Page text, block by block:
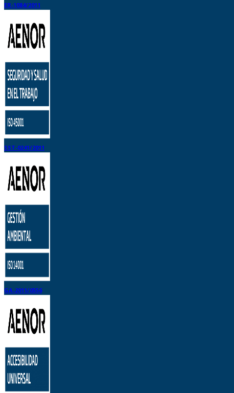
ER-1084/2011
SST-0241/2011
GA-2011/0556